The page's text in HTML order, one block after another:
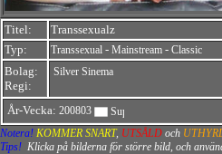
Titel:
Transsexualz
Typ:
Transsexual - Mainstream - Classic
Bolag:
Regi:
Silver Sinema
År-Vecka: 200803
Notera! KOMMER SNART, UTSÅLD och
Tips! Klicka på bilderna för större bild, och